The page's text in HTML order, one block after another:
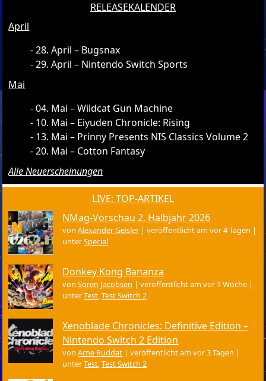
RELEASEKALENDER
April
28. April – Bugsnax
29. April – Nintendo Switch Sports
Mai
04. Mai – Wildcat Gun Machine
10. Mai – Eiyuden Chronicle: Rising
13. Mai – Prinny Presents NIS Classics Volume 2
20. Mai – Cotton Fantasy
Alle Neuerscheinungen
LIVE: TOP-ARTIKEL
NMag-Vorschau 2. Halbjahr 2026
vonAlexander Geisler |veröffentlicht am vor 4 Tagen |
unterSpecial
Donkey Kong Bananza
vonSören Jacobsen |veröffentlicht am vor 1 Woche |
unterTest,Test Switch 2
Xenoblade Chronicles: Definitive Edition –
Nintendo Switch 2 Edition
vonArne Ruddat |veröffentlicht am vor 3 Tagen |
unterTest,Test Switch 2